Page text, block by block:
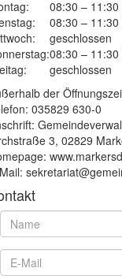
08:30 – 11:30
08:30 –
geschlossen
08:30 –
geschlossen
der
035829 630-0
3, 02829